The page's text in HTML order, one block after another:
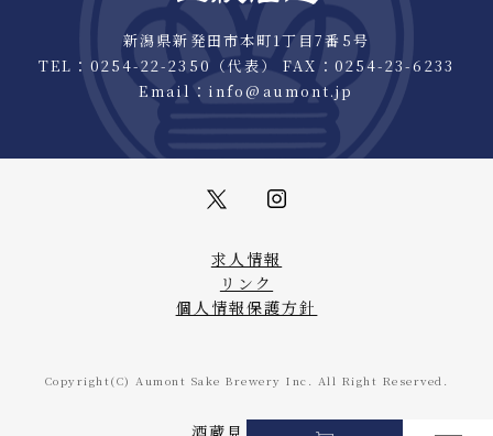
酒蔵見
新潟県新発田市本町1丁目7番5号
TEL： 0254-22-2350 （代表） FAX：0254-23-6233
Email： info@aumont.jp
求人情報
リンク
個人情報保護方針
Copyright(C) Aumont Sake Brewery Inc. All Right Reserved.